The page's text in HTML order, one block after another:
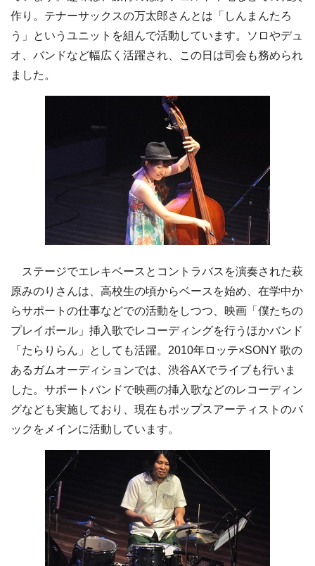
作り。テナーサックスの万太郎さんとは「しんまんたろ
う」というユニットを組んで活動しています。ソロやデュ
オ、バンドなど幅広く活躍され、この日は司会も務められ
ました。
ステージでエレキベースとコントラバスを演奏された萩
原みのりさんは、高校生の頃からベースを始め、在学中か
らサポートの仕事などでの活動をしつつ、映画「僕たちの
プレイボール」挿入歌でレコーディングを行うほかバンド
「たらりらん」としても活躍。2010年ロッテ×SONY 歌の
あるガムオーディションでは、渋谷AXでライブも行いま
した。サポートバンドで映画の挿入歌などのレコーディン
グなども実施しており、現在もポップスアーティストのバ
ックをメインに活動しています。